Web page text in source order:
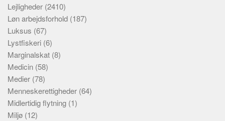
Lejligheder (2410)
Løn arbejdsforhold (187)
Luksus (67)
Lystfiskeri (6)
Marginalskat (8)
Medicin (58)
Medier (78)
Menneskerettigheder (64)
Midlertidig flytning (1)
Miljø (12)